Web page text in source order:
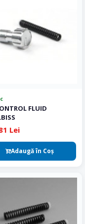
FLUID
Lei
Adaugă în Coş